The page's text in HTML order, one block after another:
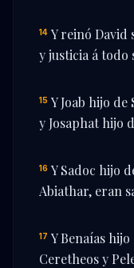
14 Y reinó David
y justicia á todo
15 Y Joab hijo
y Josaphat hijo
16 Y Sadoc hijo
Abiathar, eran
17 Y Benaías
Ceretheos y